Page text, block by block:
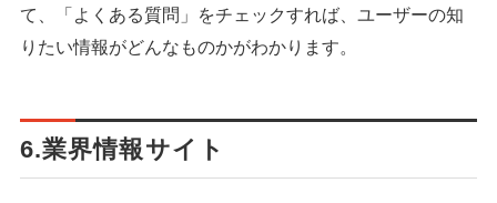
て、「よくある質問」をチェックすれば、ユーザーの知
りたい情報がどんなものかがわかります。
6.業界情報サイト